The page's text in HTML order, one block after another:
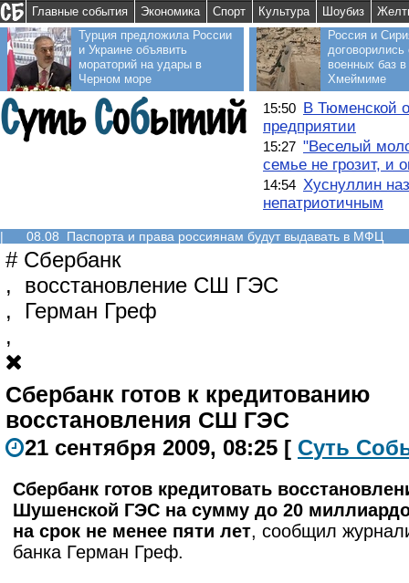
Главные события Экономика Спорт Культура Шоубиз
Турция предложила России
и Украине объявить
мораторий на удары в
Черном море
Россия и
договорились
военных баз
Хмеймиме
15:50 В Тюменской
предприятии
15:27 "Веселый
семье не грозит, и
14:54 Хуснуллин
непатриотичным
| 08.08 Паспорта и права россиянам будут выдавать в МФЦ
# Сбербанк
, восстановление СШ ГЭС
, Герман Греф
,
Сбербанк готов к кредитованию
восстановления СШ ГЭС
21 сентября 2009, 08:25 [ Суть Соб
Сбербанк готов кредитовать
Шушенской ГЭС на сумму до 20
на срок не менее пяти лет, сообщил
банка Герман Греф.